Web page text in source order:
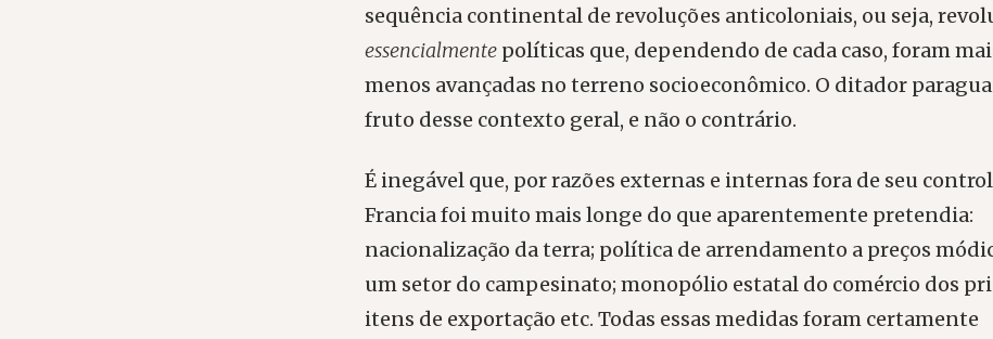
sequência continental de revoluções anticoloniais, ou seja,
essencialmente políticas que, dependendo de cada caso, foram
menos avançadas no terreno socioeconômico. O ditador
fruto desse contexto geral, e não o contrário.
É inegável que, por razões externas e internas fora de seu
Francia foi muito mais longe do que aparentemente pretendia:
nacionalização da terra; política de arrendamento a preços
um setor do campesinato; monopólio estatal do comércio dos
itens de exportação etc. Todas essas medidas foram certamente